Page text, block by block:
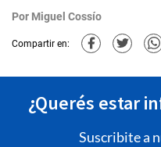
Por Miguel Cossío
Compartir en:
¿Querés estar
Suscribite a